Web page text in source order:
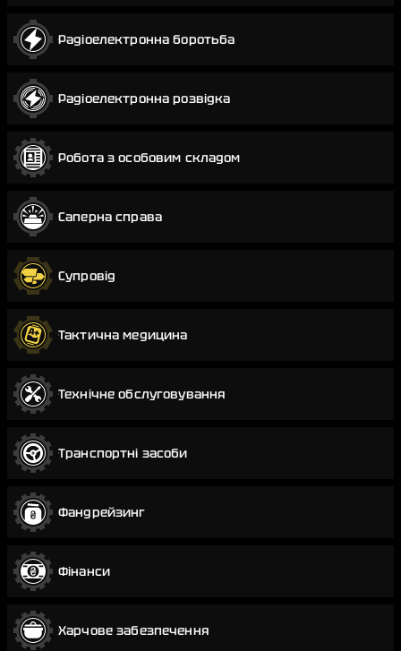
Радіоелектронна боротьба
Радіоелектронна розвідка
Робота з особовим складом
Саперна справа
Супровід
Тактична медицина
Технічне обслуговування
Транспортні засоби
Фандрейзинг
Фінанси
Харчове забезпечення